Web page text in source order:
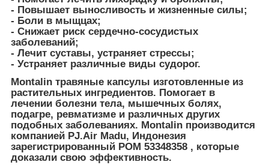
- Повышает выносливость и жизненные силы;
- Боли в мыщцах;
- Снижает риск сердечно-сосудистых
заболеваний;
- Лечит суставы, устраняет стрессы;
- Устраняет различные виды судорог.
Montalin травяные капсулы изготовленные из
растительных ингредиентов. Помогает в
лечении болезни тела, мышечных болях,
подагре, ревматизме и различных других
подобных заболеваниях. Montalin производится
компанией PJ.Air Madu, Индонезия
зарегистрированный POM 53348358 , которые
доказали свою эффективность.